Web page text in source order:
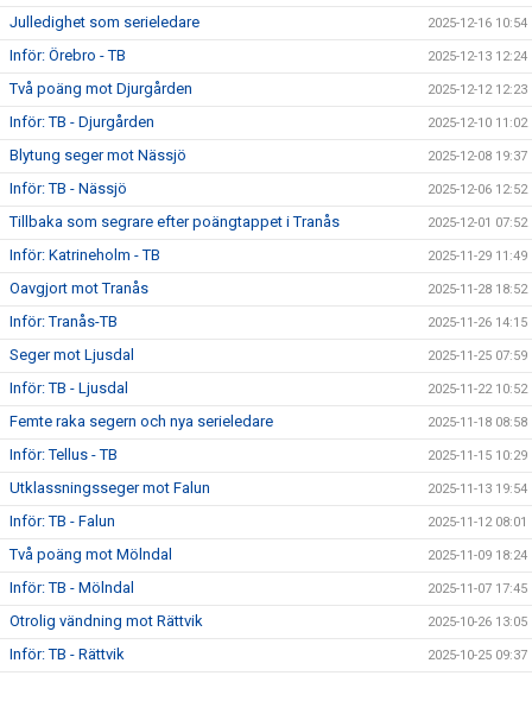
Julledighet som serieledare 2025-12-16 10:54
Inför: Örebro - TB 2025-12-13 12:24
Två poäng mot Djurgården 2025-12-12 12:23
Inför: TB - Djurgården 2025-12-10 11:02
Blytung seger mot Nässjö 2025-12-08 19:37
Inför: TB - Nässjö 2025-12-06 12:52
Tillbaka som segrare efter poängtappet i Tranås 2025-12-01 07:52
Inför: Katrineholm - TB 2025-11-29 11:49
Oavgjort mot Tranås 2025-11-28 18:52
Inför: Tranås-TB 2025-11-26 14:15
Seger mot Ljusdal 2025-11-25 07:59
Inför: TB - Ljusdal 2025-11-22 10:52
Femte raka segern och nya serieledare 2025-11-18 08:58
Inför: Tellus - TB 2025-11-15 10:29
Utklassningsseger mot Falun 2025-11-13 19:54
Inför: TB - Falun 2025-11-12 08:01
Två poäng mot Mölndal 2025-11-09 18:24
Inför: TB - Mölndal 2025-11-07 17:45
Otrolig vändning mot Rättvik 2025-10-26 13:05
Inför: TB - Rättvik 2025-10-25 09:37